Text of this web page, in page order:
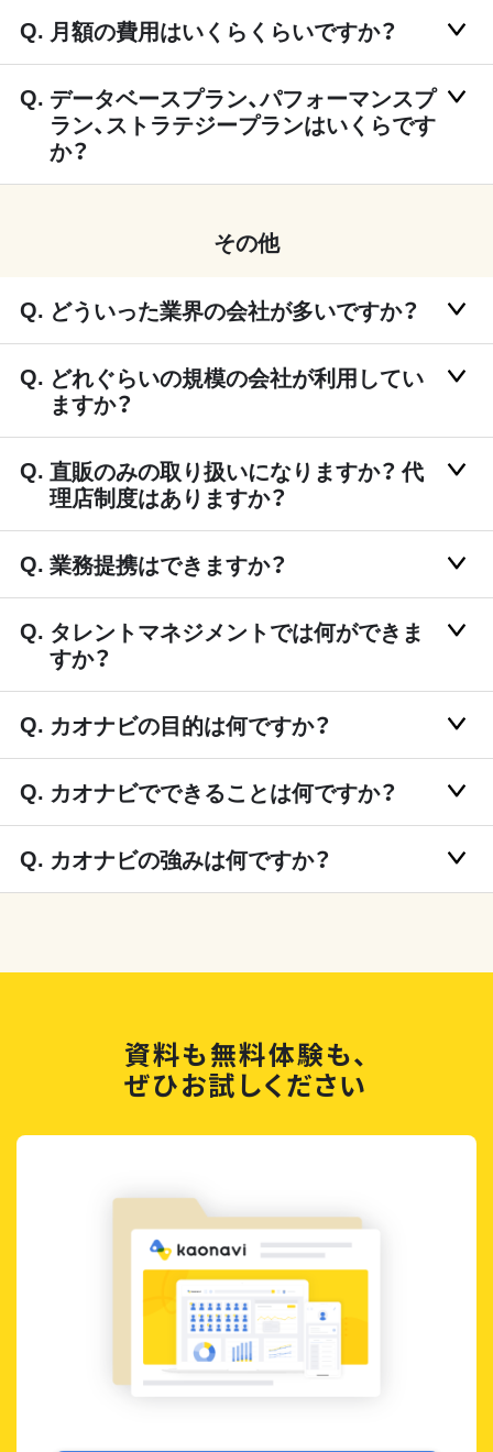
月額の費用はいくらくらいですか？
データベースプラン、パフォーマンスプ
ラン、ストラテジープランはいくらです
か？
その他
どういった業界の会社が多いですか？
どれぐらいの規模の会社が利用してい
ますか？
直販のみの取り扱いになりますか？ 代
理店制度はありますか？
業務提携はできますか？
タレントマネジメントでは何ができま
すか？
カオナビの目的は何ですか？
カオナビでできることは何ですか？
カオナビの強みは何ですか？
資料も無料体験も、
ぜひお試しください